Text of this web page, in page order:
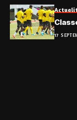
17